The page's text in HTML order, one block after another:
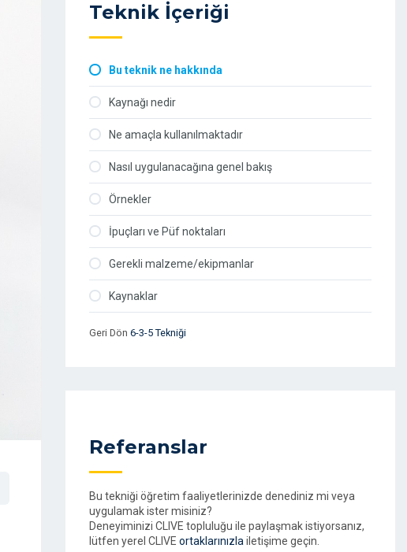
Teknik İçeriği
Bu teknik ne hakkında
Kaynağı nedir
Ne amaçla kullanılmaktadır
Nasıl uygulanacağına genel bakış
Örnekler
İpuçları ve Püf noktaları
Gerekli malzeme/ekipmanlar
Kaynaklar
Geri Dön 6-3-5 Tekniği
Referanslar
Bu tekniği öğretim faaliyetlerinizde denediniz mi veya
uygulamak ister misiniz?
Deneyiminizi CLIVE topluluğu ile paylaşmak istiyorsanız,
lütfen yerel CLIVE ortaklarınızla iletişime geçin.